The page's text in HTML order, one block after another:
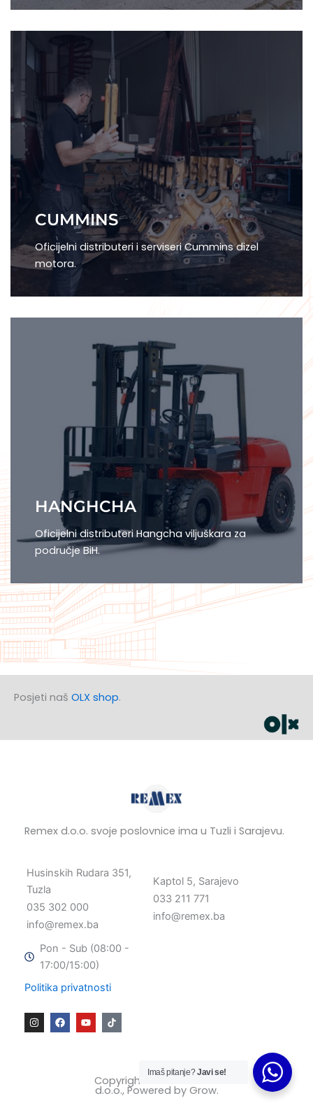
CUMMINS
Oficijelni distributeri i serviseri Cummins dizel
motora.
HANGHCHA
Oficijelni distributeri Hangcha viljuškara za
područje BiH.
Posjeti naš OLX shop.
Remex d.o.o. svoje poslovnice ima u Tuzli i Sarajevu.
Husinskih Rudara 351,
Tuzla
035 302 000
info@remex.ba
Kaptol 5, Sarajevo
033 211 771
info@remex.ba
Pon - Sub (08:00 -
17:00/15:00)
Politika privatnosti
I
n
s
F
a
c
Y
o
u
Copyright © 2025 Remex
d.o.o., Powered by Grow.
Imaš pitanje?Javi se!